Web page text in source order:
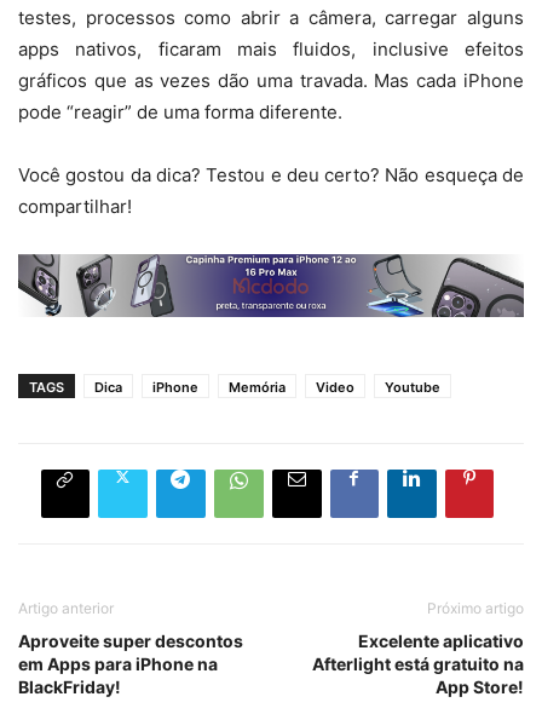
testes, processos como abrir a câmera, carregar alguns
apps nativos, ficaram mais fluidos, inclusive efeitos
gráficos que as vezes dão uma travada. Mas cada iPhone
pode “reagir” de uma forma diferente.
Você gostou da dica? Testou e deu certo? Não esqueça de
compartilhar!
TAGS Dica iPhone Memória Video Youtube
Artigo anterior
Aproveite super descontos
em Apps para iPhone na
BlackFriday!
Próximo artigo
Excelente aplicativo
Afterlight está gratuito na
App Store!